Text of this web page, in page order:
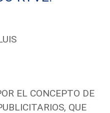
EL CONCEPTO DE
QUE